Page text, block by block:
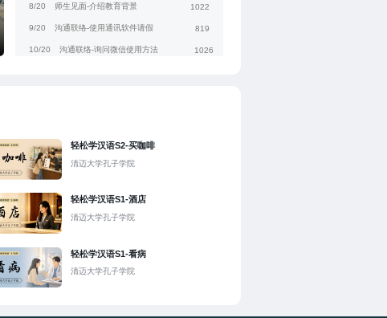
8/20 师生见面-介绍教育背景 1022
9/20 沟通联络-使用通讯软件请假 819
10/20 沟通联络-询问微信使用方法 1026
3/20 熟悉校园-介绍校内设施和方位
4/20 熟悉校园-询问生活物品位置
5/20 点菜吃饭-使用手机点外卖
6/20 点菜吃饭-询问特色菜和口味
轻松学汉语S2-买咖啡
清迈大学孔子学院
轻松学汉语S1-酒店
清迈大学孔子学院
轻松学汉语S1-看病
清迈大学孔子学院